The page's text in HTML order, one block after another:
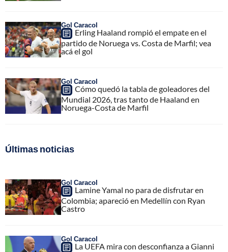
Gol Caracol
Erling Haaland rompió el empate en el
partido de Noruega vs. Costa de Marfil; vea
acá el gol
Gol Caracol
Cómo quedó la tabla de goleadores del
Mundial 2026, tras tanto de Haaland en
Noruega-Costa de Marfil
Últimas noticias
Gol Caracol
Lamine Yamal no para de disfrutar en
Colombia; apareció en Medellín con Ryan
Castro
Gol Caracol
La UEFA mira con desconfianza a Gianni